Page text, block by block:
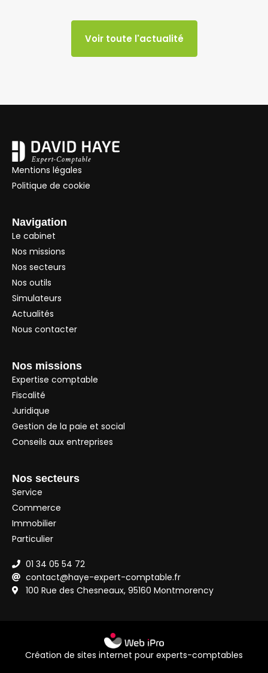
Voir toute l'actualité
Mentions légales
Politique de cookie
Navigation
Le cabinet
Nos missions
Nos secteurs
Nos outils
Simulateurs
Actualités
Nous contacter
Nos missions
Expertise comptable
Fiscalité
Juridique
Gestion de la paie et social
Conseils aux entreprises
Nos secteurs
Service
Commerce
Immobilier
Particulier
01 34 05 54 72
contact@haye-expert-comptable.fr
100 Rue des Chesneaux, 95160 Montmorency
Création de sites internet pour experts-comptables